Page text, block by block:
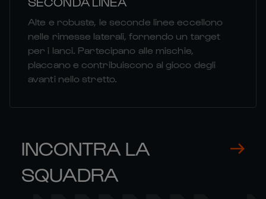
Alte e robuste, le seconde linee eccellono
nelle rimesse laterali, fornendo un target
per i lanci. Partecipano alle mischie,
placcano e contribuiscono al gioco degli
avanti nello stretto.
INCONTRA LA
SQUADRA